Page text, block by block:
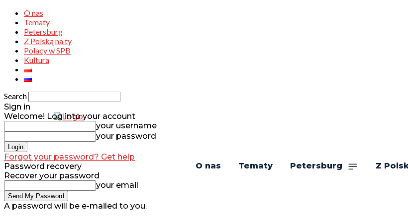
O nas
Tematy
Petersburg
Z Polską na ty
Polacy w SPB
Kultura
Search
O nas Tematy Petersburg Z
Sign in
Welcome! Log into your account
your username
your password
Forgot your password? Get help
Password recovery
Recover your password
your email
A password will be e-mailed to you.